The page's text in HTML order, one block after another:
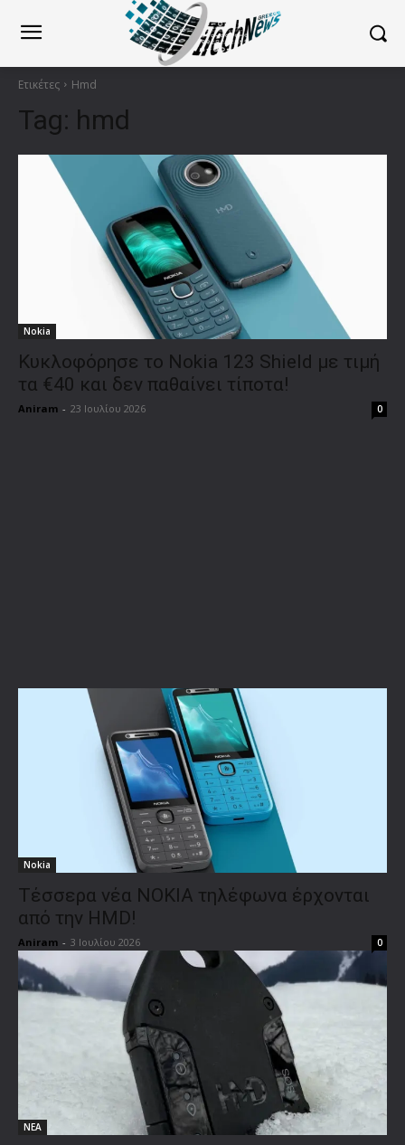
Ετικέτες Hmd
Tag: hmd
Nokia
Κυκλοφόρησε το Nokia 123 Shield με τιμή
τα €40 και δεν παθαίνει τίποτα!
Aniram - 23 Ιουλίου 2026 0
Nokia
Τέσσερα νέα NOKIA τηλέφωνα έρχονται
από την HMD!
Aniram - 3 Ιουλίου 2026 0
ΝΕΑ